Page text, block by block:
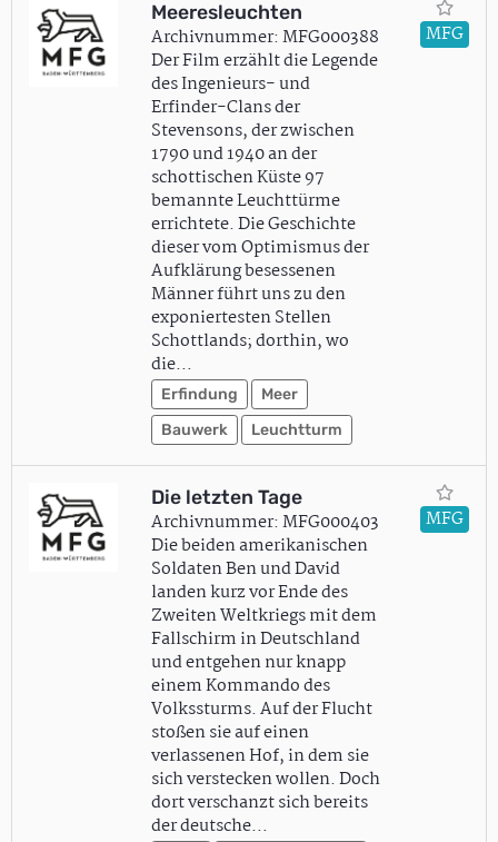
Meeresleuchten
Archivnummer: MFG000388
Der Film erzählt die Legende
des Ingenieurs- und
Erfinder-Clans der
Stevensons, der zwischen
1790 und 1940 an der
schottischen Küste 97
bemannte Leuchttürme
errichtete. Die Geschichte
dieser vom Optimismus der
Aufklärung besessenen
Männer führt uns zu den
exponiertesten Stellen
Schottlands; dorthin, wo
die…
Erfindung
Meer
Bauwerk
Leuchtturm
MFG
Die letzten Tage
Archivnummer: MFG000403
Die beiden amerikanischen
Soldaten Ben und David
landen kurz vor Ende des
Zweiten Weltkriegs mit dem
Fallschirm in Deutschland
und entgehen nur knapp
einem Kommando des
Volkssturms. Auf der Flucht
stoßen sie auf einen
verlassenen Hof, in dem sie
sich verstecken wollen. Doch
dort verschanzt sich bereits
der deutsche…
MFG